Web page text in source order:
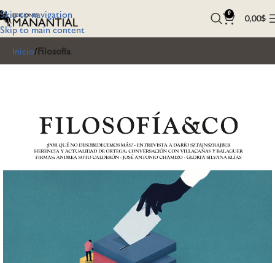
Skip to navigation
Skip to main content
0 0,00$
Inicio Filosofía